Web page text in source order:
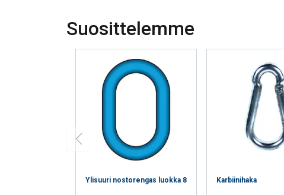
Suosittelemme
Ylisuuri nostorengas luokka 8 Karbiinihaka